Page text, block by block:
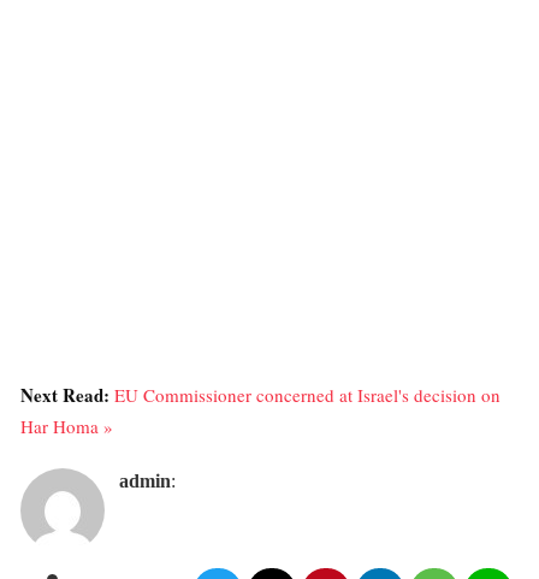
Next Read: EU Commissioner concerned at Israel's decision on
Har Homa »
admin: